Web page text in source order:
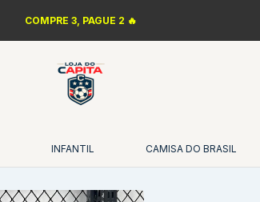
COMPRE 3, PAGUE 2 🔥
INFANTIL CAMISA DO BRASIL